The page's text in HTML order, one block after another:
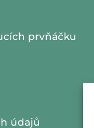
prvňáčku
údajů